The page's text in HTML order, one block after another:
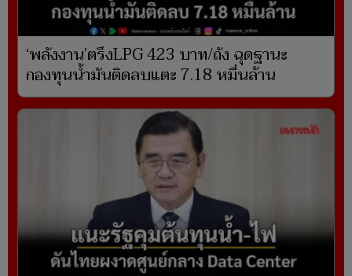
‘พลังงาน’ตรึงLPG 423 บาท/ถัง ฉุดฐานะ
กองทุนน้ำมันติดลบแตะ 7.18 หมื่นล้าน